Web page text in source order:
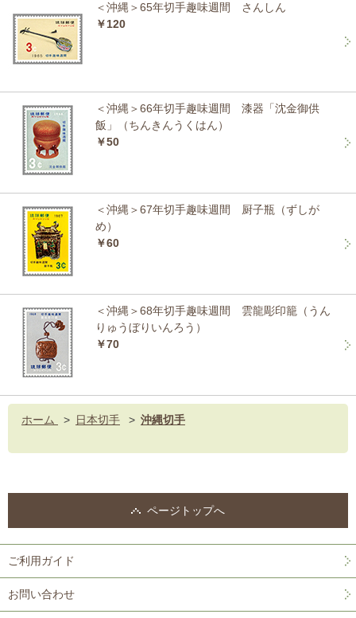
＜沖縄＞65年切手趣味週間 さんしん
￥120
＜沖縄＞66年切手趣味週間 漆器「沈金御供
飯」（ちんきんうくはん）
￥50
＜沖縄＞67年切手趣味週間 厨子瓶（ずしが
め）
￥60
＜沖縄＞68年切手趣味週間 雲龍彫印籠（うん
りゅうぼりいんろう）
￥70
ホーム > 日本切手 > 沖縄切手
ページトップへ
ご利用ガイド
お問い合わせ